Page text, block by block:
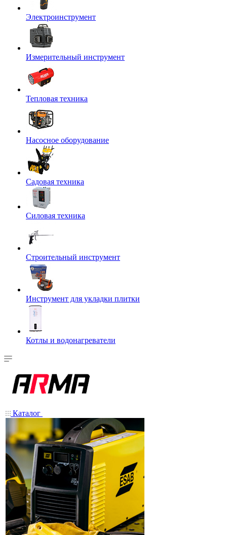
Электроинструмент
Измерительный инструмент
Тепловая техника
Насосное оборудование
Садовая техника
Силовая техника
Строительный инструмент
Инструмент для укладки плитки
Котлы и водонагреватели
Каталог